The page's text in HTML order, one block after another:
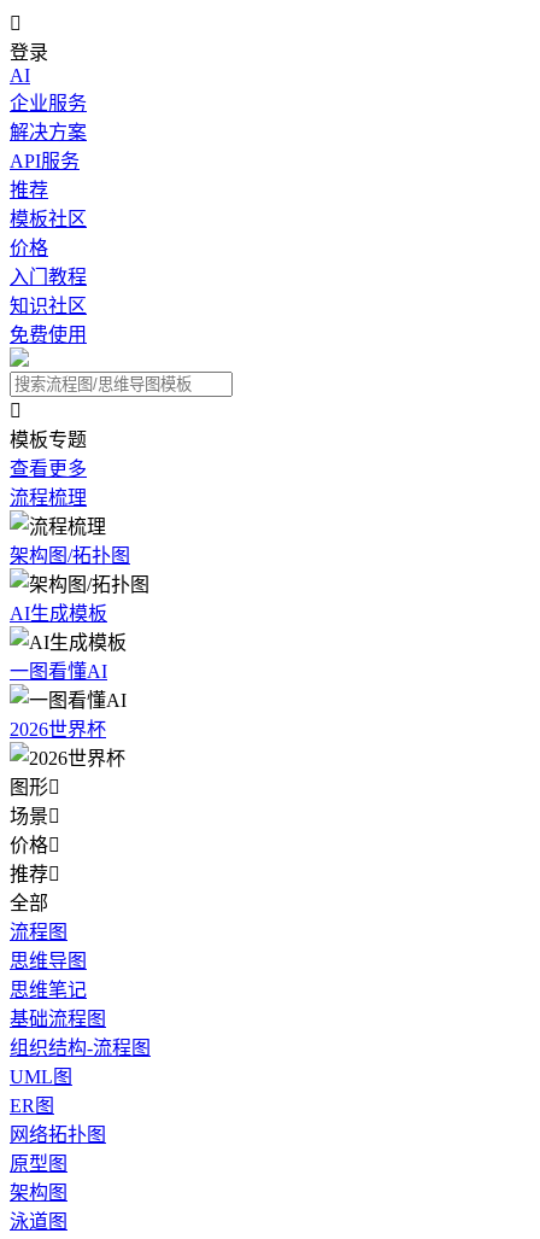

登录
AI
企业服务
解决方案
API服务
推荐
模板社区
价格
入门教程
知识社区
免费使用

模板专题
查看更多
流程梳理
架构图/拓扑图
AI生成模板
一图看懂AI
2026世界杯
图形
场景
价格
推荐
全部
流程图
思维导图
思维笔记
基础流程图
组织结构-流程图
UML图
ER图
网络拓扑图
原型图
架构图
泳道图